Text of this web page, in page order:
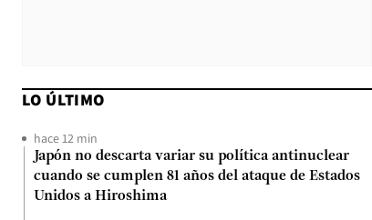
LO ÚLTIMO
hace 12 min
Japón no descarta variar su política antinuclear
cuando se cumplen 81 años del ataque de Estados
Unidos a Hiroshima